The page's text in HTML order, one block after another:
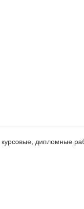
дипломные